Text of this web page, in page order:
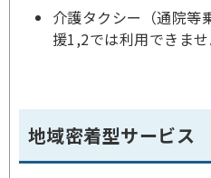
介護タクシー（通院等
援1,2では利用できませ
地域密着型サービス